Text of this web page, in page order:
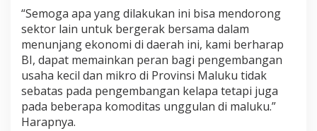
“Semoga apa yang dilakukan ini bisa mendorong
sektor lain untuk bergerak bersama dalam
menunjang ekonomi di daerah ini, kami berharap
BI, dapat memainkan peran bagi pengembangan
usaha kecil dan mikro di Provinsi Maluku tidak
sebatas pada pengembangan kelapa tetapi juga
pada beberapa komoditas unggulan di maluku.”
Harapnya.